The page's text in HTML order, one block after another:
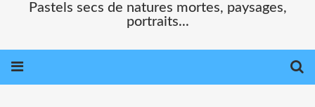
Pastels secs de natures mortes, paysages,
portraits...